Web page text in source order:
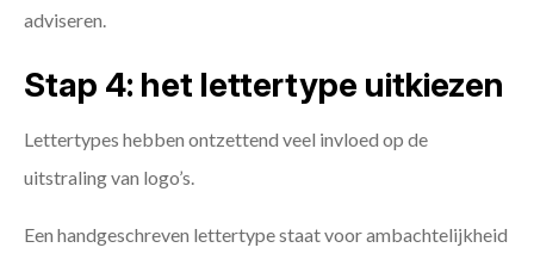
adviseren.
Stap 4: het lettertype uitkiezen
Lettertypes hebben ontzettend veel invloed op de
uitstraling van logo’s.
Een handgeschreven lettertype staat voor ambachtelijkheid